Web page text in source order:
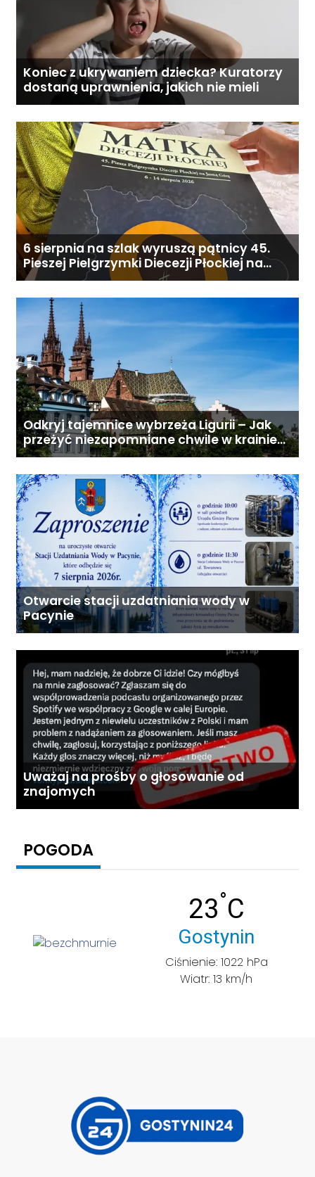
Koniec z ukrywaniem dziecka? Kuratorzy
dostaną uprawnienia, jakich nie mieli
6 sierpnia na szlak wyruszą pątnicy 45.
Pieszej Pielgrzymki Diecezji Płockiej na
Jasną Górę
Odkryj tajemnice wybrzeża Ligurii – Jak
przeżyć niezapomniane chwile w krainie
pesto i słońca
Otwarcie stacji uzdatniania wody w
Pacynie
Uważaj na prośby o głosowanie od
znajomych
POGODA
23°C
Miasto:
Gostynin
Ciśnienie: 1022 hPa
Wiatr: 13 km/h